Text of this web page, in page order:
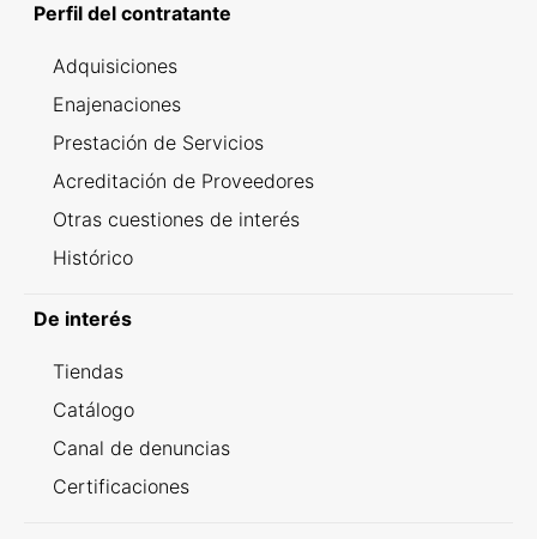
Perfil del contratante
Adquisiciones
Enajenaciones
Prestación de Servicios
Acreditación de Proveedores
Otras cuestiones de interés
Histórico
De interés
Tiendas
Catálogo
Canal de denuncias
Certificaciones